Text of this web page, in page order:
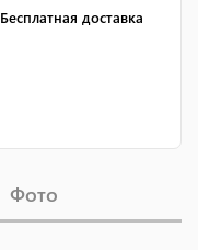
Бесплатная доставка
Фото